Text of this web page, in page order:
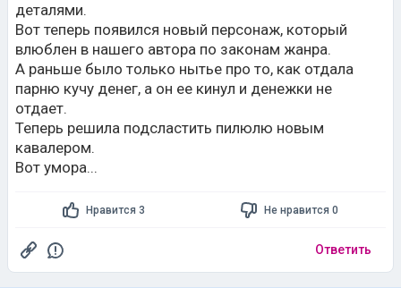
деталями.
Вот теперь появился новый персонаж, который
влюблен в нашего автора по законам жанра.
А раньше было только нытье про то, как отдала
парню кучу денег, а он ее кинул и денежки не
отдает.
Теперь решила подсластить пилюлю новым
кавалером.
Вот умора...
Нравится 3 Не нравится 0
Ответить